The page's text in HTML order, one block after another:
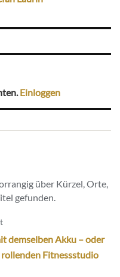
Einloggen
über Kürzel, Orte,
gefunden.
demselben Akku – oder
rollenden Fitnessstudio